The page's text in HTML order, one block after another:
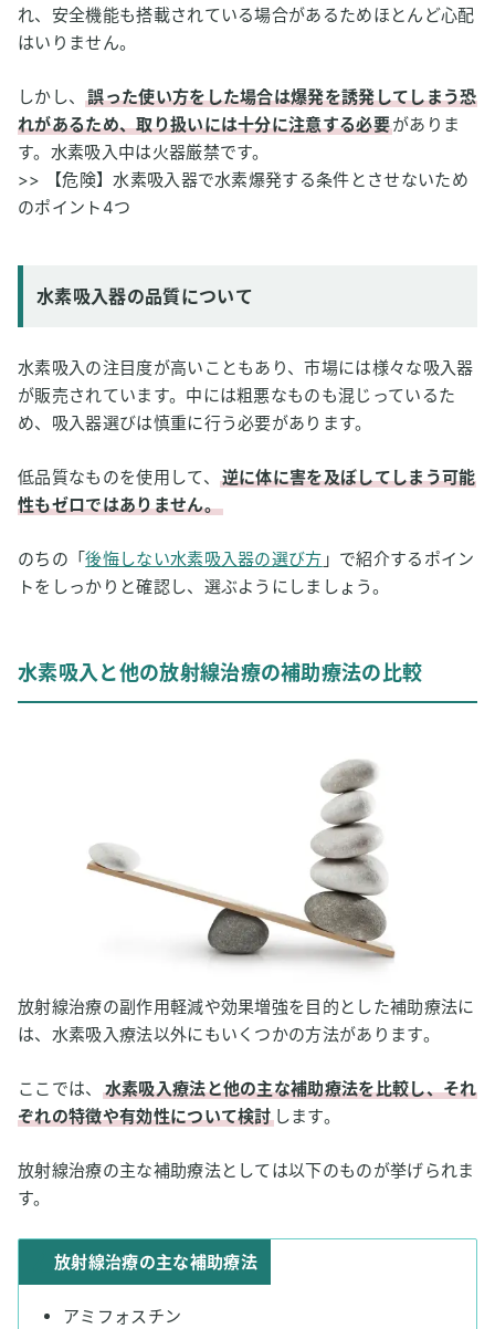
れ、安全機能も搭載されている場合があるためほとんど心配
はいりません。
しかし、誤った使い方をした場合は爆発を誘発してしまう恐
れがあるため、取り扱いには十分に注意する必要がありま
す。水素吸入中は火器厳禁です。
>>
【危険】水素吸入器で水素爆発する条件とさせないため
のポイント4つ
水素吸入器の品質について
水素吸入の注目度が高いこともあり、市場には様々な吸入器
が販売されています。中には粗悪なものも混じっているた
め、吸入器選びは慎重に行う必要があります。
低品質なものを使用して、
逆に体に害を及ぼしてしまう可能
性もゼロではありません。
のちの「後悔しない水素吸入器の選び方 」で紹介するポイン
トをしっかりと確認し、選ぶようにしましょう。
水素吸入と他の放射線治療の補助療法の比較
放射線治療の副作用軽減や効果増強を目的とした補助療法に
は、水素吸入療法以外にもいくつかの方法があります。
ここでは、
水素吸入療法と他の主な補助療法を比較し、それ
ぞれの特徴や有効性について検討します。
放射線治療の主な補助療法としては以下のものが挙げられま
す。
放射線治療の主な補助療法
アミフォスチン